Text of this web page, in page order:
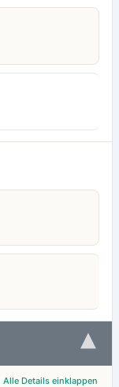
▾
Alle Details einklappen